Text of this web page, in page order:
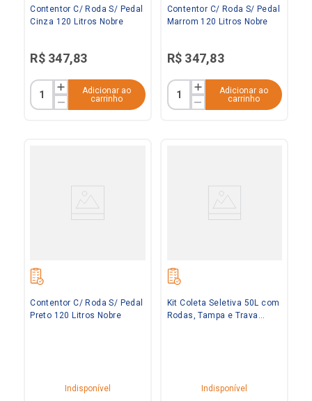
Contentor C/ Roda S/ Pedal
Cinza 120 Litros Nobre
R$ 347,83
Adicionar ao
carrinho
Contentor C/ Roda S/ Pedal
Marrom 120 Litros Nobre
R$ 347,83
Adicionar ao
carrinho
Contentor C/ Roda S/ Pedal
Preto 120 Litros Nobre
Indisponível
Kit Coleta Seletiva 50L com
Rodas, Tampa e Trava
Indisponível